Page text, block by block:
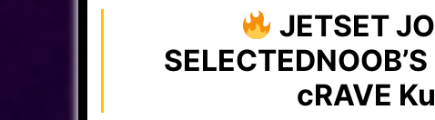
JETSET
cRAVE